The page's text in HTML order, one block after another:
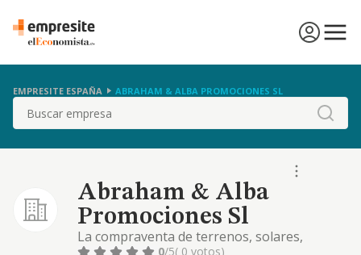
EMPRESITE ESPAÑA ABRAHAM & ALBA PROMOCIONES SL
Buscar
Abraham & Alba
Promociones Sl
La compraventa de terrenos, solares,
0/5( 0 votos)